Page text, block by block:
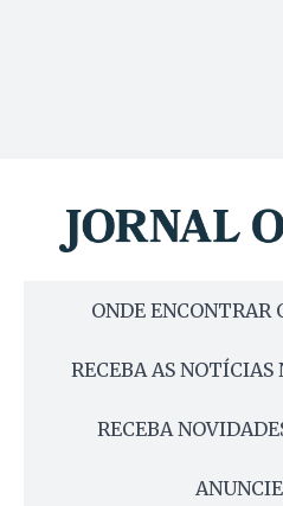
ONDE ENCONTRAR
RECEBA AS NOTÍCIAS
RECEBA